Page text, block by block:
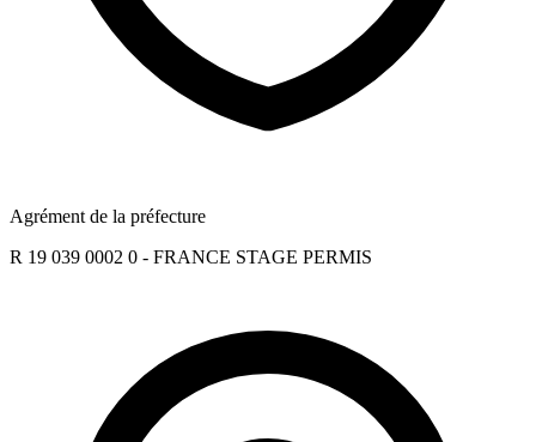
Agrément de la préfecture
R 19 039 0002 0 - FRANCE STAGE PERMIS